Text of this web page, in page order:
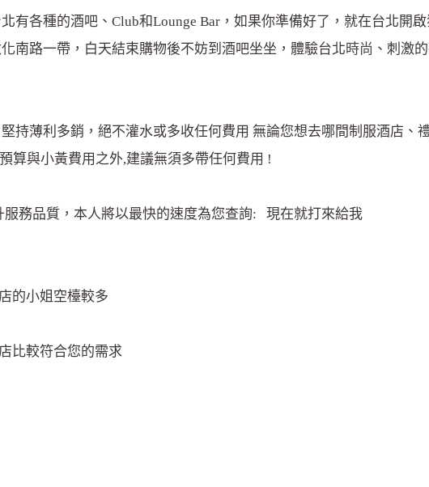
有各種的酒吧、Club和Lounge Bar，如果你準備好了，就在台北開
南路一帶，白天結束購物後不妨到酒吧坐坐，體驗台北時尚 、刺激
持薄利多銷，絕不灌水或多收任何費用 無論您想去哪間制服酒店、
算與小黃費用之外,建議無須多帶任何費用 !
服務品質，本人將以最快的速度為您查詢: 現在就打來給我
的小姐空檯較多
比較符合您的需求